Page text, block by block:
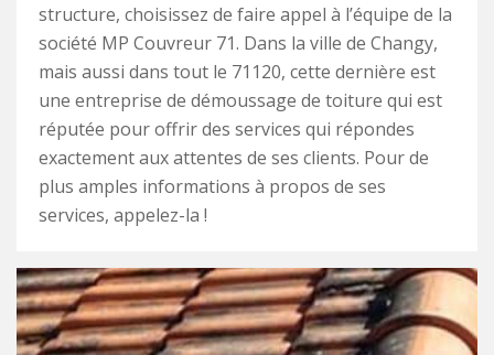
structure, choisissez de faire appel à l’équipe de la
société MP Couvreur 71. Dans la ville de Changy,
mais aussi dans tout le 71120, cette dernière est
une entreprise de démoussage de toiture qui est
réputée pour offrir des services qui répondes
exactement aux attentes de ses clients. Pour de
plus amples informations à propos de ses
services, appelez-la !